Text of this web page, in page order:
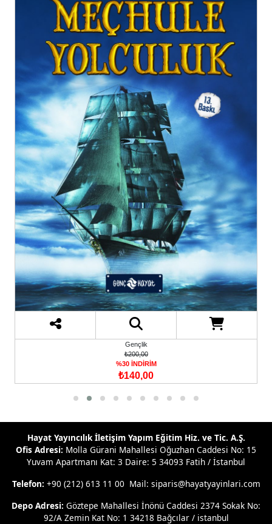
Gençlik
₺200,00
%30 İNDİRİM
₺140,00
Hayat Yayıncılık İletişim Yapım Eğitim Hiz. ve Tic. A.Ş.
Ofis Adresi: Molla Gürani Mahallesi Oğuzhan Caddesi No: 15
Yuvam Apartmanı Kat: 3 Daire: 5 34093 Fatih / İstanbul
Telefon: +90 (212) 613 11 00 Mail: siparis@hayatyayinlari.com
Depo Adresi: Göztepe Mahallesi İnönü Caddesi 2374 Sokak No:
92/A Zemin Kat No: 1 34218 Bağcılar / istanbul